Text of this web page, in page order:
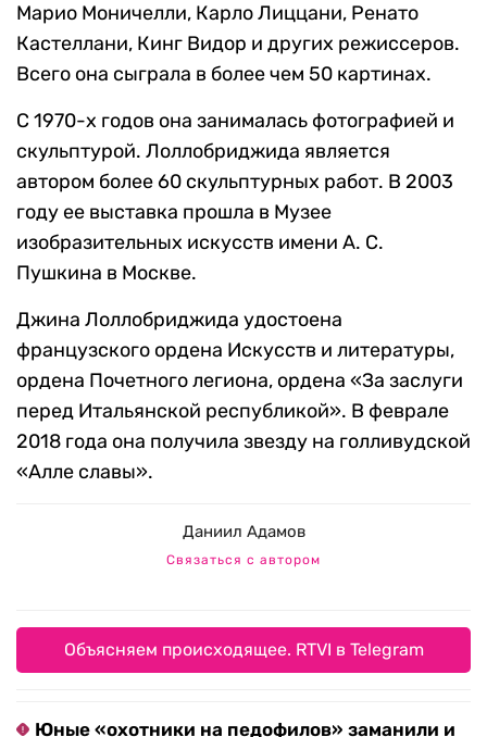
Марио Моничелли, Карло Лиццани, Ренато
Кастеллани, Кинг Видор и других режиссеров.
Всего она сыграла в более чем 50 картинах.
С 1970-х годов она занималась фотографией и
скульптурой. Лоллобриджида является
автором более 60 скульптурных работ. В 2003
году ее выставка прошла в Музее
изобразительных искусств имени А. С.
Пушкина в Москве.
Джина Лоллобриджида удостоена
французского ордена Искусств и литературы,
ордена Почетного легиона, ордена «За заслуги
перед Итальянской республикой». В феврале
2018 года она получила звезду на голливудской
«Алле славы».
Даниил Адамов
Связаться с автором
Объясняем происходящее. RTVI в Telegram
Юные «охотники на педофилов» заманили и